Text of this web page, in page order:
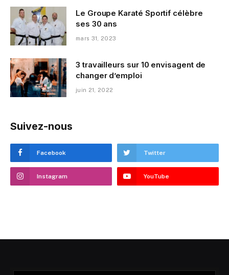
Le Groupe Karaté Sportif célèbre
ses 30 ans
mars 31, 2023
3 travailleurs sur 10 envisagent de
changer d’emploi
juin 21, 2022
Suivez-nous
Facebook Twitter
Instagram YouTube